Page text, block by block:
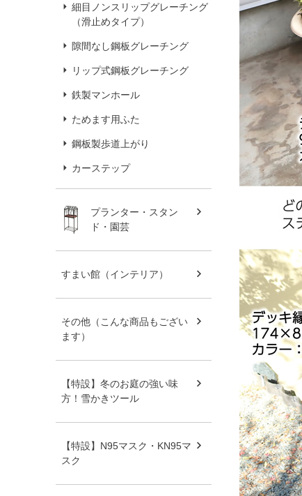
細目ノンスリップグレーチング
（滑止めタイプ）
隙間なし鋼板グレーチング
リップ式鋼板グレーチング
鉄製マンホール
ためます用ふた
鋼板製歩道上がり
カーステップ
プランター・スタン
ド・園芸
すまい館（インテリア）
その他（こんな商品もござい
ます）
【特設】冬のお庭の強い味
方！雪かきツール
【特設】N95マスク・KN95マ
スク